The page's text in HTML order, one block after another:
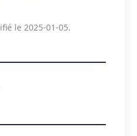
le 2025-01-05.